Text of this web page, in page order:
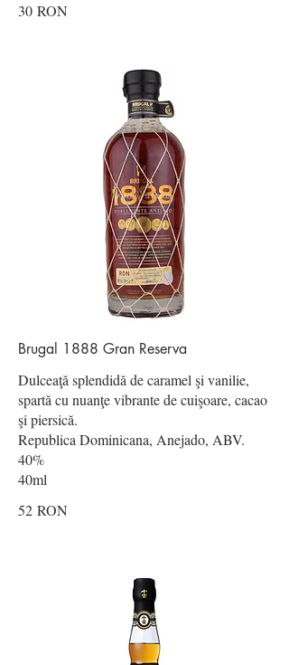
30 RON
Brugal 1888 Gran Reserva
Dulceaţă splendidă de caramel şi vanilie,
spartă cu nuanţe vibrante de cuişoare, cacao
şi piersică.
Republica Dominicana, Anejado, ABV.
40%
40ml
52 RON